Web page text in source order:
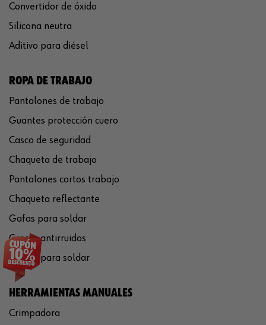
Convertidor de óxido
Silicona neutra
Aditivo para diésel
ROPA DE TRABAJO
Pantalones de trabajo
Guantes protección cuero
Casco de seguridad
Chaqueta de trabajo
Pantalones cortos trabajo
Chaqueta reflectante
Gafas para soldar
Cascos antirruidos
Careta para soldar
HERRAMIENTAS MANUALES
Crimpadora